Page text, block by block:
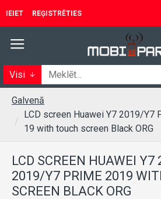
IEIET REĢISTRĒTIES
Visi
Galvenā
LCD screen Huawei Y7 2019/Y7
19 with touch screen Black ORG
LCD SCREEN HUAWEI
2019/Y7 PRIME 2019
SCREEN BLACK ORG